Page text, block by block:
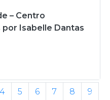
– Centro
Isabelle Dantas
4 5 6 7 8
9